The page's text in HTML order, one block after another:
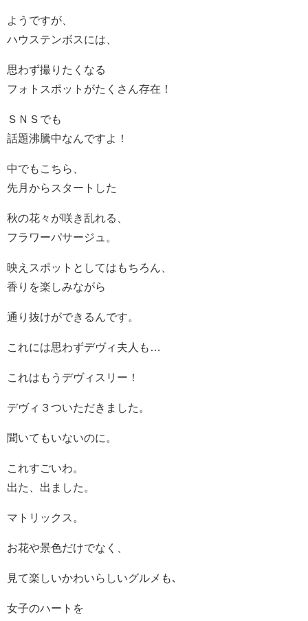
ようですが、
ハウステンボスには、
思わず撮りたくなる
フォトスポットがたくさん存在！
ＳＮＳでも
話題沸騰中なんですよ！
中でもこちら、
先月からスタートした
秋の花々が咲き乱れる、
フラワーパサージュ。
映えスポットとしてはもちろん、
香りを楽しみながら
通り抜けができるんです。
これには思わずデヴィ夫人も…
これはもうデヴィスリー！
デヴィ３ついただきました。
聞いてもいないのに。
これすごいわ。
出た、出ました。
マトリックス。
お花や景色だけでなく、
見て楽しいかわいらしいグルメも､
女子のハートを